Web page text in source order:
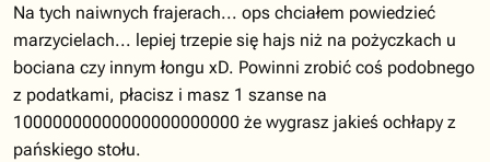
Na tych naiwnych frajerach... ops chciałem powiedzieć
marzycielach... lepiej trzepie się hajs niż na pożyczkach u
bociana czy innym łongu xD. Powinni zrobić coś podobnego
z podatkami, płacisz i masz 1 szanse na
10000000000000000000000 że wygrasz jakieś ochłapy z
pańskiego stołu.